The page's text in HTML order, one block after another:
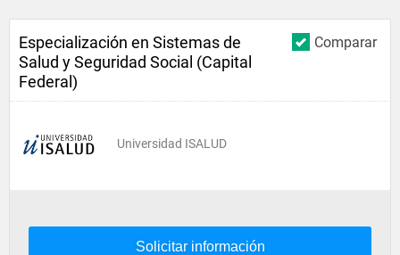
Comparar
Especialización en Sistemas de
Salud y Seguridad Social (Capital
Federal)
Universidad ISALUD
Solicitar información